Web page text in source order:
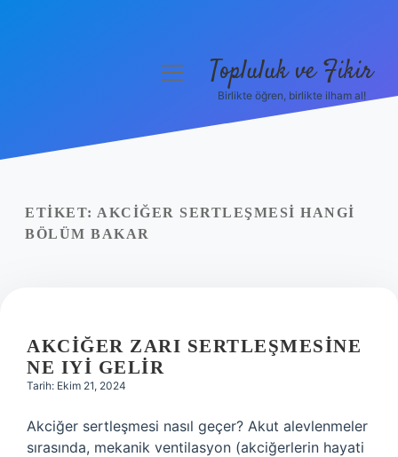
Yasal Uyarı
menüyüTopluluk ve Fikir
Birlikte öğren, birlikte ilham al!
ETIKET: AKCIĞER SERTLEŞMESI HANGI
BÖLÜM BAKAR
AKCIĞER ZARI SERTLEŞMESINE
NE IYI GELIR
Tarih: Ekim 21, 2024
Akciğer sertleşmesi nasıl geçer? Akut alevlenmeler
sırasında, mekanik ventilasyon (akciğerlerin hayati